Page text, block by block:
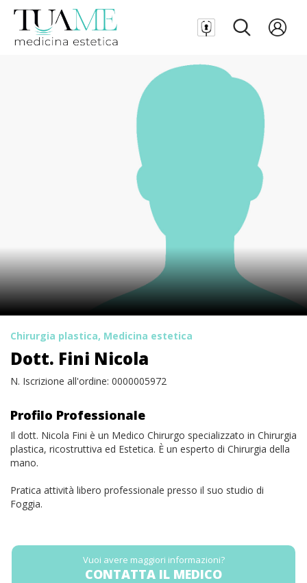
Chirurgia plastica, Medicina estetica
Dott. Fini Nicola
N. Iscrizione all'ordine: 0000005972
Profilo Professionale
Il dott. Nicola Fini è un Medico Chirurgo specializzato in Chirurgia
plastica, ricostruttiva ed Estetica. È un esperto di Chirurgia della
mano.
Pratica attività libero professionale presso il suo studio di
Foggia.
Vuoi avere maggiori informazioni?
CONTATTA IL MEDICO